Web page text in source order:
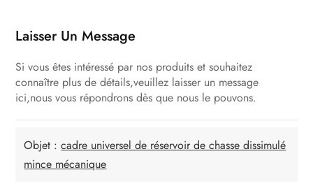
Laisser Un Message
Si vous êtes intéressé par nos produits et souhaitez
connaître plus de détails,veuillez laisser un message
ici,nous vous répondrons dès que nous le pouvons.
Objet :cadre universel de réservoir de chasse dissimulé
mince mécanique